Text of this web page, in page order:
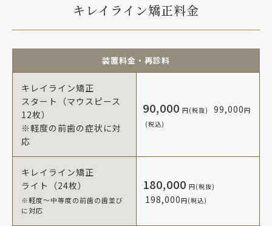
キレイライン矯正料金
装置料金・再診料
キレイライン矯正
スタート（マウスピース
12枚）
※軽度の前歯の症状に対
応
90,000 円(税抜) 99,000円
(税込)
キレイライン矯正
ライト（24枚）
※軽度～中等度の前歯の歯並び
に対応
180,000 円(税抜)
198,000円(税込)